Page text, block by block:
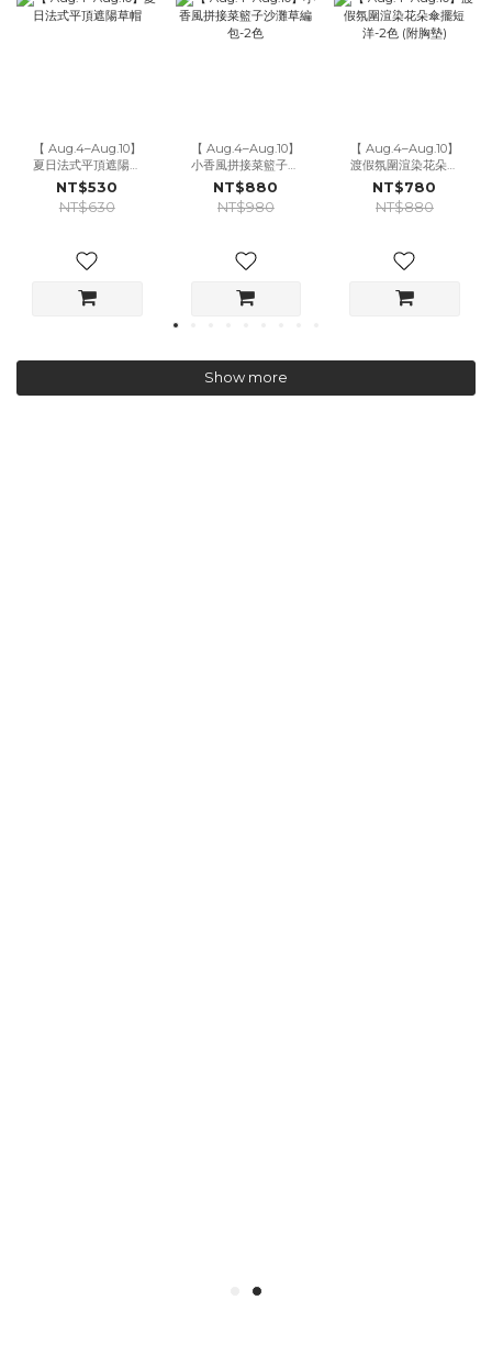
【 Aug.4–Aug.10】
夏日法式平頂遮陽草
帽
NT$530
NT$630
【 Aug.4–Aug.10】
小香風拼接菜籃子沙
灘草編包-2色
NT$880
NT$980
【 Aug.4–Aug.10】
渡假氛圍渲染花朵傘
擺短洋-2色 (附胸墊)
NT$780
NT$880
Show more